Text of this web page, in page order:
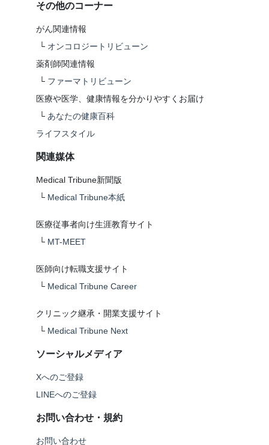
その他のコーナー
がん関連情報
└ オンコロジートリビューン
薬剤師関連情報
└ ファーマトリビューン
医療や医学、健康情報を分かりやすくお届け
└ あなたの健康百科
ライフスタイル
関連媒体
Medical Tribune新聞版
└ Medical Tribune本紙
医療従事者向け生涯教育サイト
└ MT-MEET
医師向け転職支援サイト
└ Medical Tribune Career
クリニック継承・開業支援サイト
└ Medical Tribune Next
ソーシャルメディア
Xへのご登録
LINEへのご登録
お問い合わせ・規約
お問い合わせ